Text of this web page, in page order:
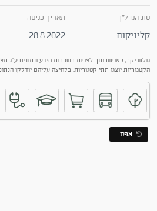
סוג הנדל"ן
קליניקות
תאריך כניסה
28.8.2022
גולש יקר, באפשרותך לצפות בשכבות מידע ונתונים ע"ג
הקטגוריות יוצגו תתי קטגוריות, בלחיצה עליהם יודלקו
אפס